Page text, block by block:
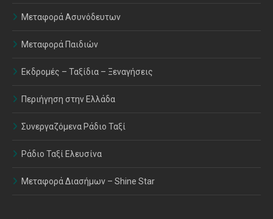
Μεταφορά Ασυνόδευτων
Μεταφορά Παιδιών
Εκδρομές – Ταξίδια – Ξεναγήσεις
Περιήγηση στην Ελλάδα
Συνεργαζόμενα Ράδιο Ταξί
Ράδιο Ταξί Ελευσίνα
Μεταφορά Διασήμων – Shine Star